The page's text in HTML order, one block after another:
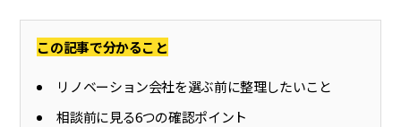
この記事で分かること
リノベーション会社を選ぶ前に整理したいこと
相談前に見る6つの確認ポイント